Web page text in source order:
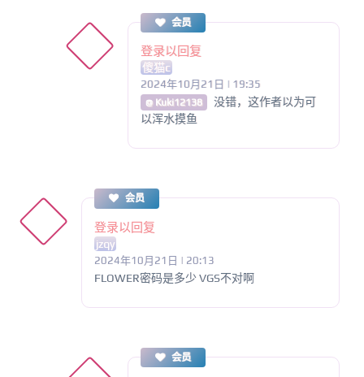
会员
登录以回复
傻猫c
2024年10月21日 | 19:35
@ Kuki12138
没错，这作者以为可
以浑水摸鱼
会员
登录以回复
jzqy
2024年10月21日 | 20:13
FLOWER密码是多少 VGS不对啊
会员